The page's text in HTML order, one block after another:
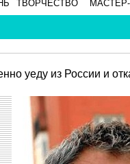
ТВОРЧЕСТВО
уеду из России и